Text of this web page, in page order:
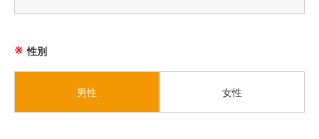
性別
男性 女性